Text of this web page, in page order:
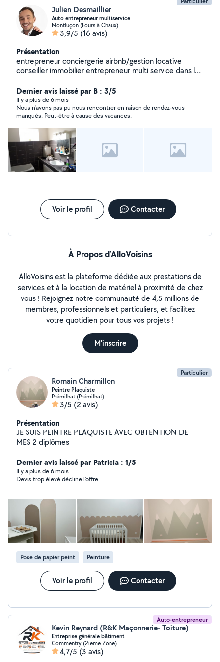
Julien Desmaillier
Auto entrepreneur multiservice
Montluçon (Fours à Chaux)
3,9/5 (16 avis)
Présentation
entrepreneur conciergerie airbnb/gestion locative
conseiller immobilier entrepreneur multi service dans la
Dernier avis laissé par B : 3/5
Il y a plus de 6 mois
Nous n'avons pas pu nous rencontrer en raison de rendez-vous
manqués. Peut-être à cause des vacances.
Voir le profil Contacter
À Propos d’AlloVoisins
AlloVoisins est la plateforme dédiée aux prestations de
services et à la location de matériel à proximité de chez
vous ! Rejoignez notre communauté de 4,5 millions de
membres, professionnels et particuliers, et facilitez
votre quotidien pour tous vos projets !
M'inscrire
Particulier
Romain Charmillon
Peintre Plaquiste
Prémilhat (Prémilhat)
3/5 (2 avis)
Présentation
JE SUIS PEINTRE PLAQUISTE AVEC OBTENTION DE
MES 2 diplômes
Dernier avis laissé par Patricia : 1/5
Il y a plus de 6 mois
Devis trop élevé décline l'offre
Pose de papier peint Peinture
Voir le profil Contacter
Auto-entrepreneur
Kevin Reynard (R&K Maçonnerie- Toiture)
Entreprise générale bâtiment
Commentry (2ieme Zone)
4,7/5 (3 avis)